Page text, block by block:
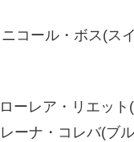
コール・ボス(ス
レア・リエット
ーナ・コレバ(ブ